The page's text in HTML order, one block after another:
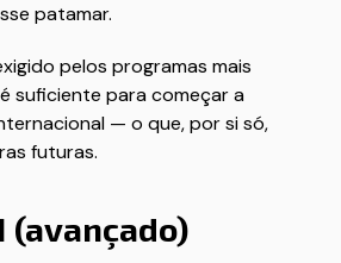
patamar.
pelos programas mais
suficiente para começar a
— o que, por si só,
futuras.
(avançado)